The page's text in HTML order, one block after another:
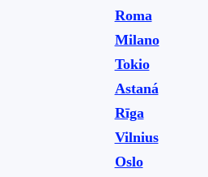
Roma
Milano
Tokio
Astaná
Rīga
Vilnius
Oslo